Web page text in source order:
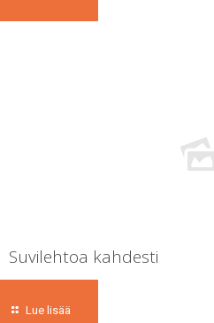
Suvilehtoa kahdesti
Lue lisää